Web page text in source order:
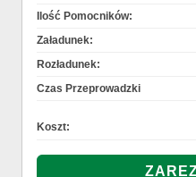
Ilość Pomocników:
Załadunek:
Rozładunek:
Czas Przeprowadzki
Koszt: